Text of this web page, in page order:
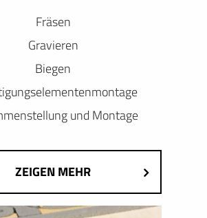
Fräsen
Gravieren
Biegen
und Montage
ZEIGEN MEHR